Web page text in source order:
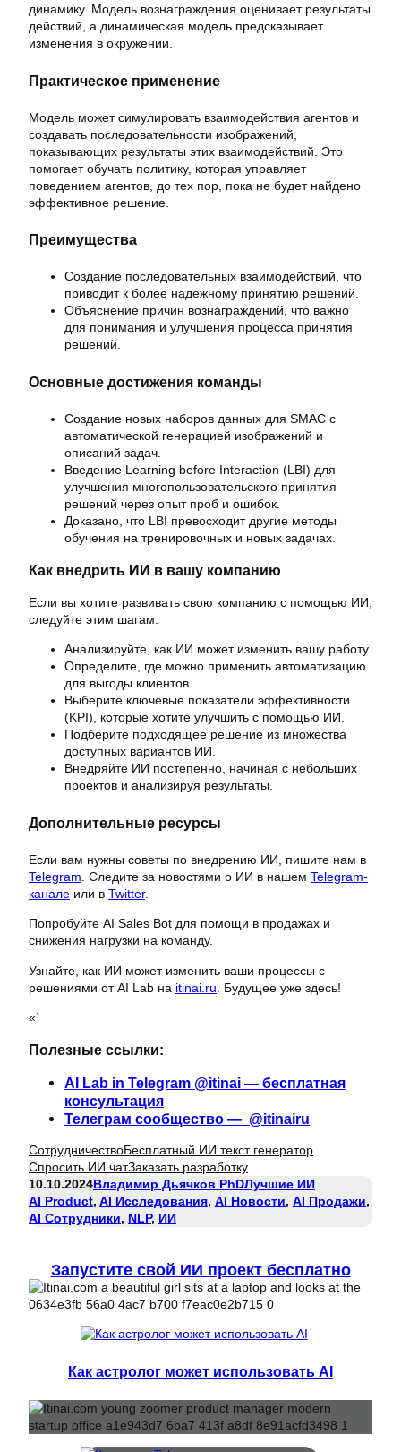
динамику. Модель вознаграждения оценивает результаты
действий, а динамическая модель предсказывает
изменения в окружении.
Практическое применение
Модель может симулировать взаимодействия агентов и
создавать последовательности изображений,
показывающих результаты этих взаимодействий. Это
помогает обучать политику, которая управляет
поведением агентов, до тех пор, пока не будет найдено
эффективное решение.
Преимущества
Создание последовательных взаимодействий, что
приводит к более надежному принятию решений.
Объяснение причин вознаграждений, что важно
для понимания и улучшения процесса принятия
решений.
Основные достижения команды
Создание новых наборов данных для SMAC с
автоматической генерацией изображений и
описаний задач.
Введение Learning before Interaction (LBI) для
улучшения многопользовательского принятия
решений через опыт проб и ошибок.
Доказано, что LBI превосходит другие методы
обучения на тренировочных и новых задачах.
Как внедрить ИИ в вашу компанию
Если вы хотите развивать свою компанию с помощью ИИ,
следуйте этим шагам:
Анализируйте, как ИИ может изменить вашу работу.
Определите, где можно применить автоматизацию
для выгоды клиентов.
Выберите ключевые показатели эффективности
(KPI), которые хотите улучшить с помощью ИИ.
Подберите подходящее решение из множества
доступных вариантов ИИ.
Внедряйте ИИ постепенно, начиная с небольших
проектов и анализируя результаты.
Дополнительные ресурсы
Если вам нужны советы по внедрению ИИ, пишите нам в
Telegram . Следите за новостями о ИИ в нашем Telegram-
канале или в Twitter.
Попробуйте AI Sales Bot для помощи в продажах и
снижения нагрузки на команду.
Узнайте, как ИИ может изменить ваши процессы с
решениями от AI Lab на itinai.ru . Будущее уже здесь!
«`
Полезные ссылки:
AI Lab in Telegram @itinai — бесплатная
консультация
Телеграм сообщество — @itinairu
СотрудничествоБесплатный ИИ текст генератор
Спросить ИИ чатЗаказать разработку
10.10.2024Владимир Дьячков PhDЛучшие ИИ
AI Product, AI Исследования, AI Новости, AI Продажи
AI Сотрудники, NLP, ИИ
Запустите свой ИИ проект бесплатно
Как астролог может использовать AI